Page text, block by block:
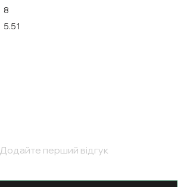
8
5.51
Додайте перший відгук